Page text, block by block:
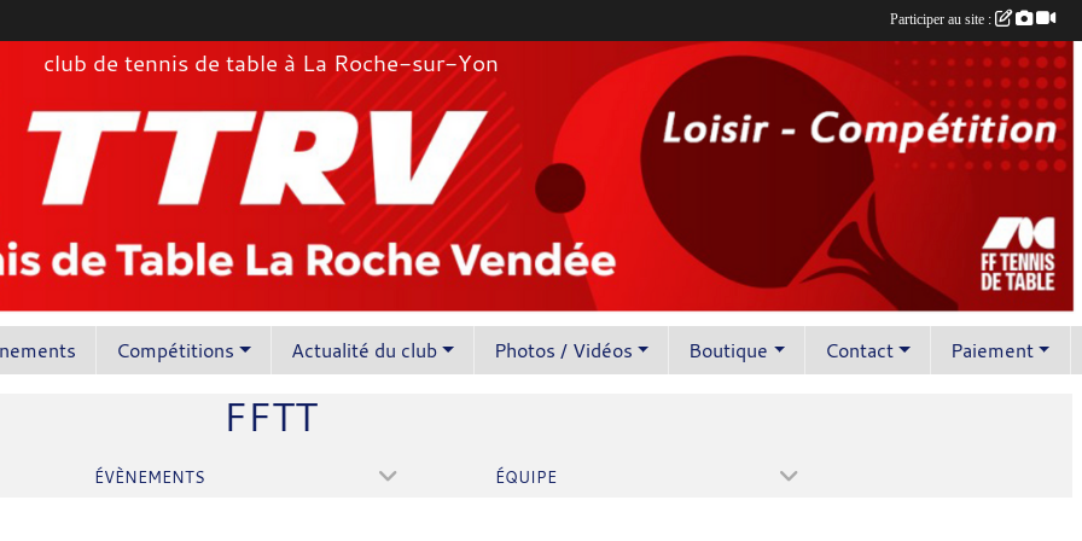
club de tennis de table à La Roche-sur-Yon
Compétitions Actualité du club Photos / Vidéos Boutique Contact Paiement
FFTT
ÉVÈNEMENTS ÉQUIPE
Participer au site :